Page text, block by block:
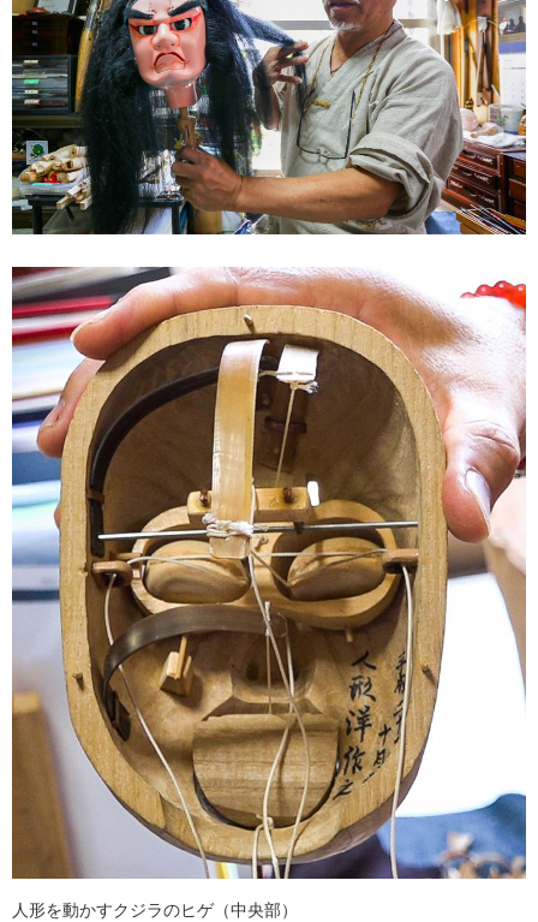
人形を動かすクジラのヒゲ（中央部）